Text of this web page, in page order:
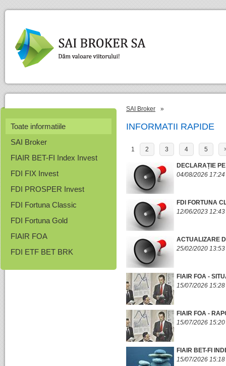
Toate informatiile
SAI Broker
FIAIR BET-FI Index Invest
FDI FIX Invest
FDI PROSPER Invest
FDI Fortuna Classic
FDI Fortuna Gold
FIAIR FOA
FDI ETF BET BRK
SAI Broker »
INFORMATII RAPIDE
1 2 3 4 5
DECLARAȚIE
04/08/2026 17:24
FDI FORTUNA
12/06/2023 12:43
ACTUALIZARE
25/02/2020 13:53
FIAIR FOA -
15/07/2026 15:28
FIAIR FOA -
15/07/2026 15:20
FIAIR BET-FI
15/07/2026 15:18